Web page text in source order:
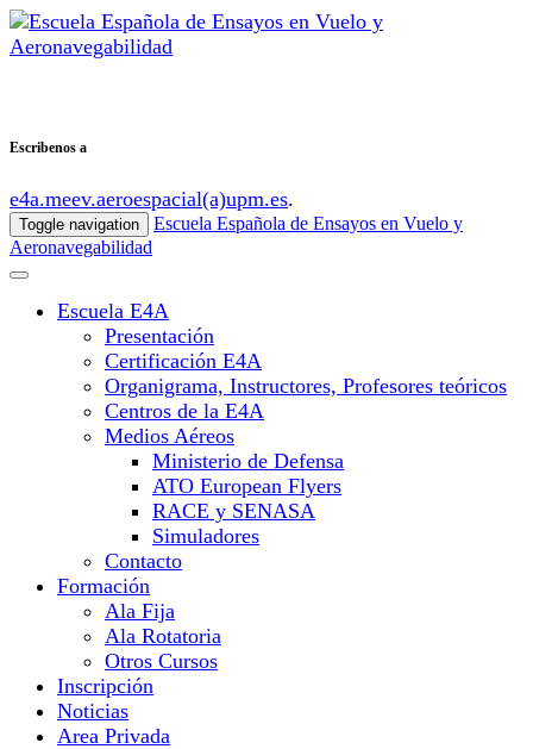
Escribenos a
e4a.meev.aeroespacial(a)upm.es.
Toggle navigation
Escuela Española de Ensayos en Vuelo y
Aeronavegabilidad
Escuela E4A
Presentación
Certificación E4A
Organigrama, Instructores, Profesores teóricos
Centros de la E4A
Medios Aéreos
Ministerio de Defensa
ATO European Flyers
RACE y SENASA
Simuladores
Contacto
Formación
Ala Fija
Ala Rotatoria
Otros Cursos
Inscripción
Noticias
Area Privada